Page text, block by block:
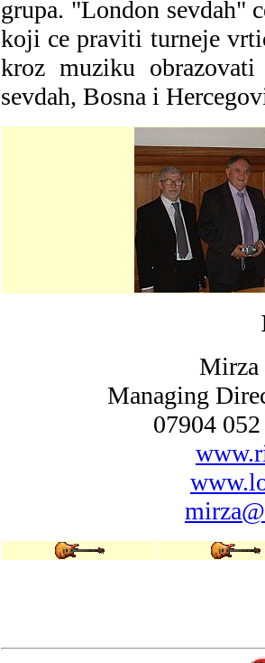
grupa. "London sevdah"
koji ce praviti turneje
kroz muziku
sevdah, Bosna i
Mirza
Managing
07904